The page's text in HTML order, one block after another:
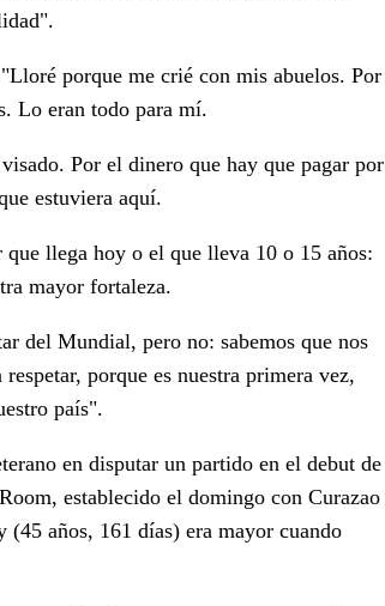
porque me crié con mis abuelos. Por
Lo eran todo para mí.
Por el dinero que hay que pagar por
estuviera aquí.
llega hoy o el que lleva 10 o 15 años:
mayor fortaleza.
del Mundial, pero no: sabemos que nos
porque es nuestra primera vez,
país".
en disputar un partido en el debut de
establecido el domingo con Curazao
años, 161 días) era mayor cuando